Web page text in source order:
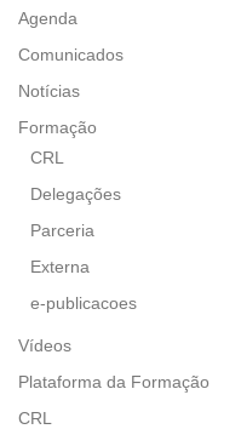
Agenda
Comunicados
Notícias
Formação
CRL
Delegações
Parceria
Externa
e-publicacoes
Vídeos
Plataforma da Formação
CRL